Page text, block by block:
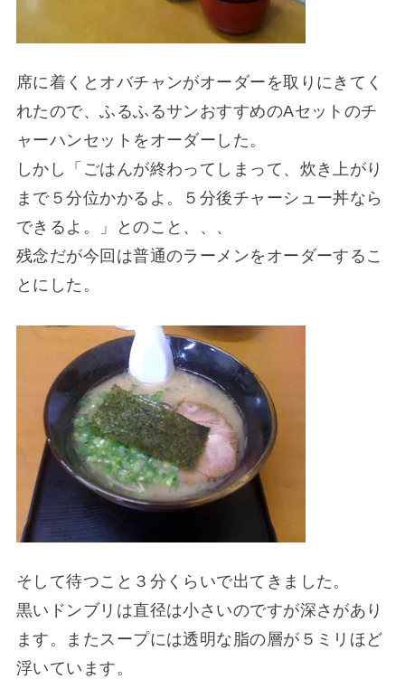
席に着くとオバチャンがオーダーを取りにきてく
れたので、ふるふるサンおすすめのAセットのチ
ャーハンセットをオーダーした。
しかし「ごはんが終わってしまって、炊き上がり
まで５分位かかるよ。５分後チャーシュー丼なら
できるよ。」とのこと、、、
残念だが今回は普通のラーメンをオーダーするこ
とにした。
そして待つこと３分くらいで出てきました。
黒いドンブリは直径は小さいのですが深さがあり
ます。またスープには透明な脂の層が５ミリほど
浮いています。